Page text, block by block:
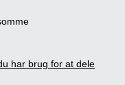
har brug for at dele